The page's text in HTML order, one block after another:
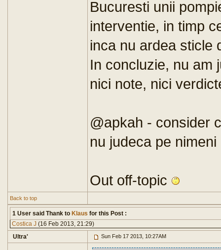
Bucuresti unii
interventie, in timp
inca nu ardea sticle
In concluzie, nu am
nici note, nici
@apkah - consider
nu judeca pe nimeni
Out off-topic
Back to top
1 User said Thank to Klaus for this Post :
Costica J (16 Feb 2013, 21:29)
Ultra'
Sun Feb 17 2013, 10:27AM